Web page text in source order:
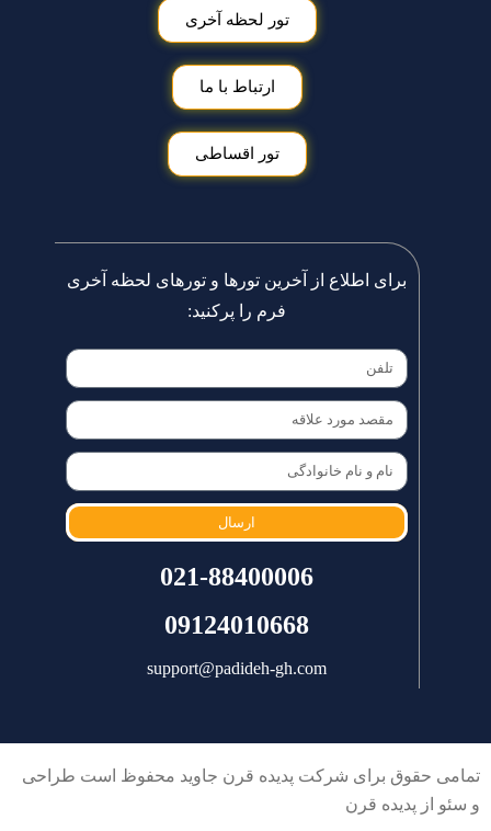
تور لحظه آخری
ارتباط با ما
تور اقساطی
برای اطلاع از آخرین تورها و تورهای لحظه آخری
فرم را پرکنید:
ارسال
021-88400006
09124010668
support@padideh-gh.com
تمامی حقوق برای شرکت پدیده قرن جاوید محفوظ است طراحی
و سئو از پدیده قرن